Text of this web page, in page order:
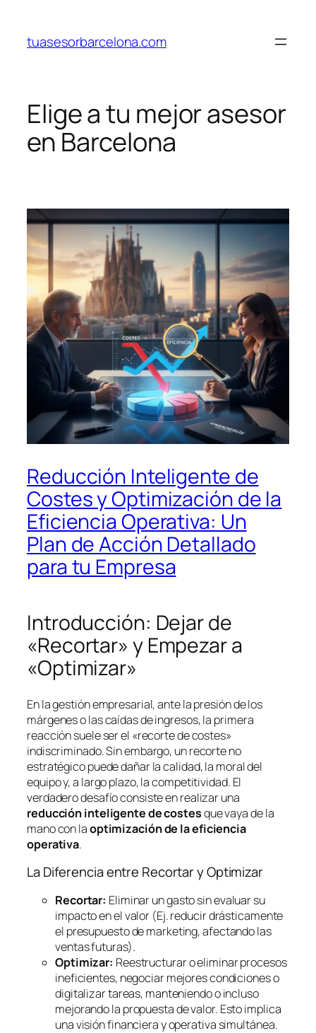
contenido
tuasesorbarcelona.com
Elige a tu mejor asesor
en Barcelona
Reducción Inteligente de
Costes y Optimización de la
Eficiencia Operativa: Un
Plan de Acción Detallado
para tu Empresa
Introducción: Dejar de
«Recortar» y Empezar a
«Optimizar»
En la gestión empresarial, ante la presión de los
márgenes o las caídas de ingresos, la primera
reacción suele ser el «recorte de costes»
indiscriminado. Sin embargo, un recorte no
estratégico puede dañar la calidad, la moral del
equipo y, a largo plazo, la competitividad. El
verdadero desafío consiste en realizar una
reducción inteligente de costesque vaya de la
mano con laoptimización de la eficiencia
operativa.
La Diferencia entre Recortar y Optimizar
Recortar: Eliminar un gasto sin evaluar su
impacto en el valor (Ej. reducir drásticamente
el presupuesto de marketing, afectando las
ventas futuras).
Optimizar: Reestructurar o eliminar procesos
ineficientes, negociar mejores condiciones o
digitalizar tareas, manteniendo o incluso
mejorando la propuesta de valor. Esto implica
una visión financiera y operativa simultánea.